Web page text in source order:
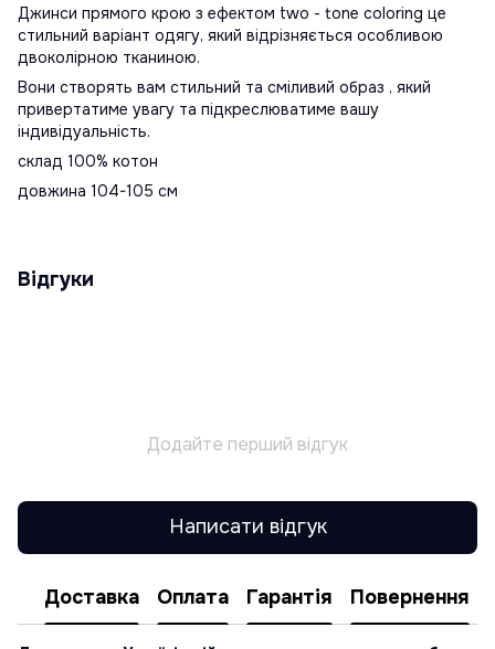
Джинси прямого крою з ефектом two - tone coloring це
стильний варіант одягу, який відрізняється особливою
двоколірною тканиною.
Вони створять вам стильний та сміливий образ , який
привертатиме увагу та підкреслюватиме вашу
індивідуальність.
склад 100% котон
довжина 104-105 см
Відгуки
Додайте перший відгук
Написати відгук
Доставка Оплата Гарантія Повернення